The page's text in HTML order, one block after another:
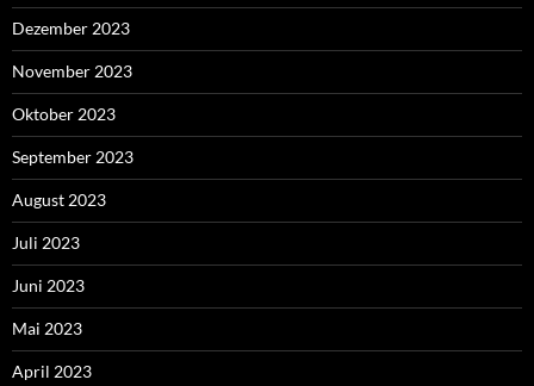
Dezember 2023
November 2023
Oktober 2023
September 2023
August 2023
Juli 2023
Juni 2023
Mai 2023
April 2023